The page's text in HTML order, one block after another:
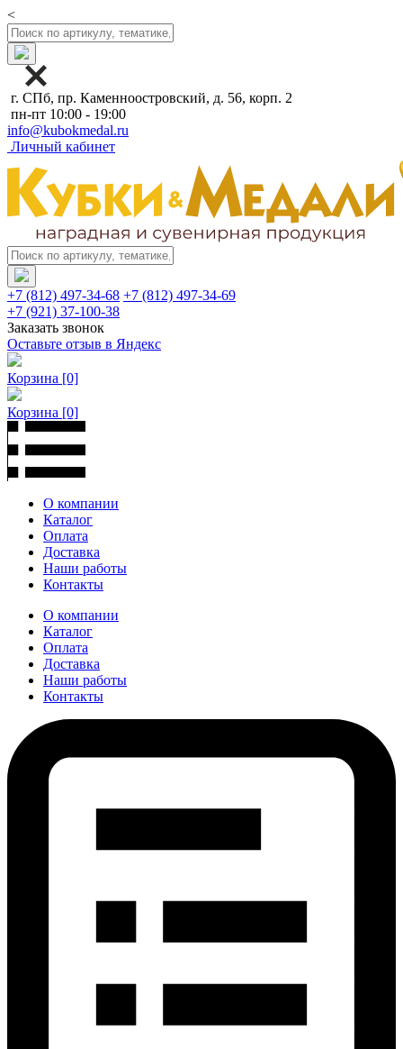
<
г. СПб, пр. Каменноостровский, д. 56, корп. 2
пн-пт 10:00 - 19:00
info@kubokmedal.ru
Личный кабинет
+7 (812) 497-34-68 +7 (812) 497-34-69
+7 (921) 37-100-38
Заказать звонок
Оставьте отзыв в Яндекс
Корзина [0]
Корзина [0]
О компании
Каталог
Оплата
Доставка
Наши работы
Контакты
О компании
Каталог
Оплата
Доставка
Наши работы
Контакты